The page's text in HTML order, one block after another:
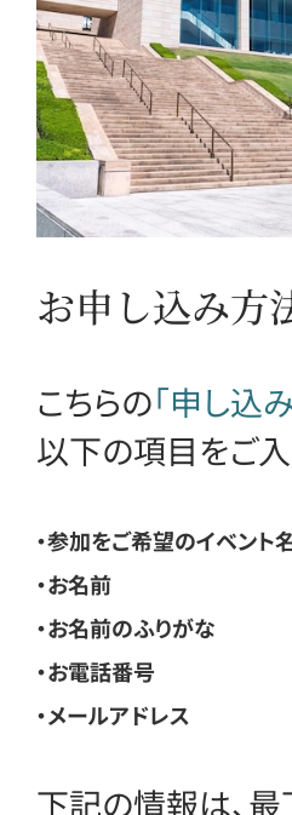
お申し込み方
こちらの「申し込
以下の項目をご入
・参加をご希望のイベント
・お名前
・お名前のふりがな
・お電話番号
・メールアドレス
下記の情報は、